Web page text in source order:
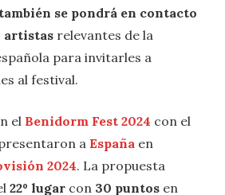
se pondrá en contacto
artistas relevantes de la
para invitarles a
al festival.
el Benidorm Fest 2024 con el
a España en
2024. La propuesta
22º lugar con 30 puntos en